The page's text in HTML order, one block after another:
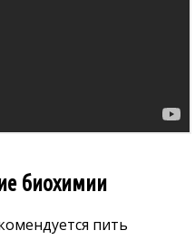
биохимии
пить